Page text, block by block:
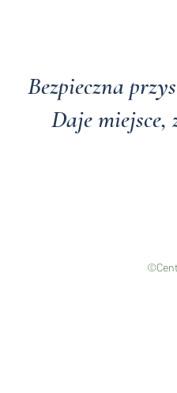
Bezpieczna
Daje miejsce,